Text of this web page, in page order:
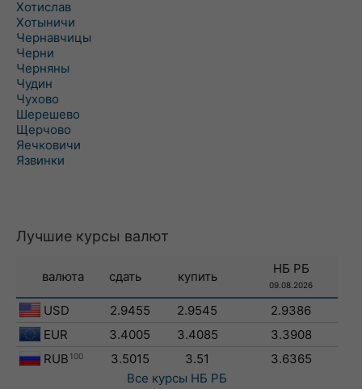
Хотислав
Хотыничи
Чернавчицы
Черни
Черняны
Чудин
Чухово
Шерешево
Щерчово
Яечковичи
Язвинки
Лучшие курсы валют
валюта сдать купить
НБ РБ
09.08.2026
USD 2.9455 2.9545
2.9386
EUR
3.4005 3.4085
3.3908
RUB 100 3.5015 3.51
3.6365
Все курсы НБ РБ